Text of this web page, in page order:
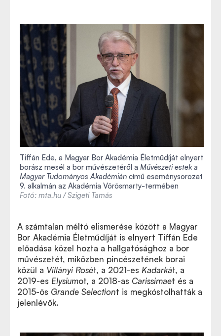
Tiffán Ede, a Magyar Bor Akadémia Életműdíját elnyert
borász mesél a bor művészetéről a Művészeti estek a
Magyar Tudományos Akadémián című eseménysorozat
9. alkalmán az Akadémia Vörösmarty-termében
Fotó: mta.hu / Szigeti Tamás
A számtalan méltó elismerése között a Magyar
Bor Akadémia Életműdíját is elnyert Tiffán Ede
előadása közel hozta a hallgatósághoz a bor
művészetét, miközben pincészetének borai
közül a Villányi Rosét, a 2021-es Kadarkát, a
2019-es Elysiumot, a 2018-as Carissimaet és a
2015-ös Grande Selectiont is megkóstolhatták a
jelenlévők.